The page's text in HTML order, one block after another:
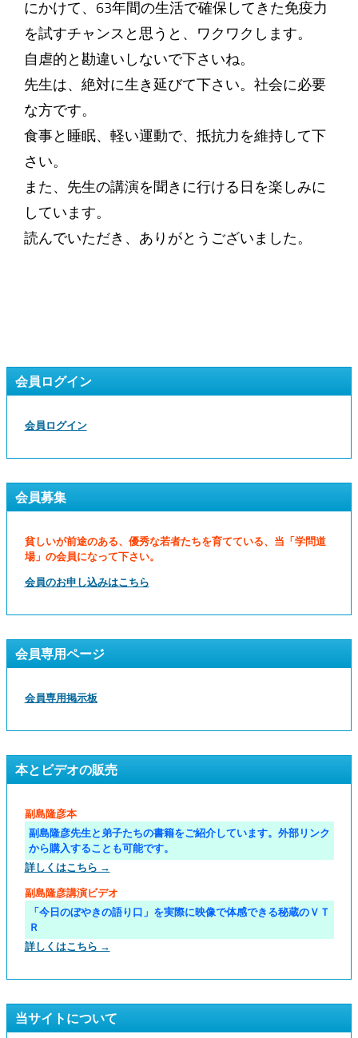
にかけて、63年間の生活で確保してきた免疫力
を試すチャンスと思うと、ワクワクします。
自虐的と勘違いしないで下さいね。
先生は、絶対に生き延びて下さい。社会に必要
な方です。
食事と睡眠、軽い運動で、抵抗力を維持して下
さい。
また、先生の講演を聞きに行ける日を楽しみに
しています。
読んでいただき、ありがとうございました。
会員ログイン
会員ログイン
会員募集
貧しいが前途のある、優秀な若者たちを育てている、当「学問道
場」の会員になって下さい。
会員のお申し込みはこちら
会員専用ページ
会員専用掲示板
本とビデオの販売
副島隆彦本
副島隆彦先生と弟子たちの書籍をご紹介しています。外部リンク
から購入することも可能です。
詳しくはこちら →
副島隆彦講演ビデオ
「今日のぼやきの語り口」を実際に映像で体感できる秘蔵のＶＴ
Ｒ
詳しくはこちら →
当サイトについて